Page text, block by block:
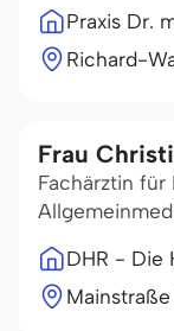
Praxis Dr.
Richard-
Frau
Fachärztin für
DHR - Die